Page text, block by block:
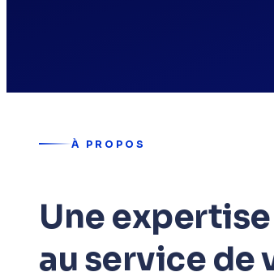
À PROPOS
Une expertise
au service de